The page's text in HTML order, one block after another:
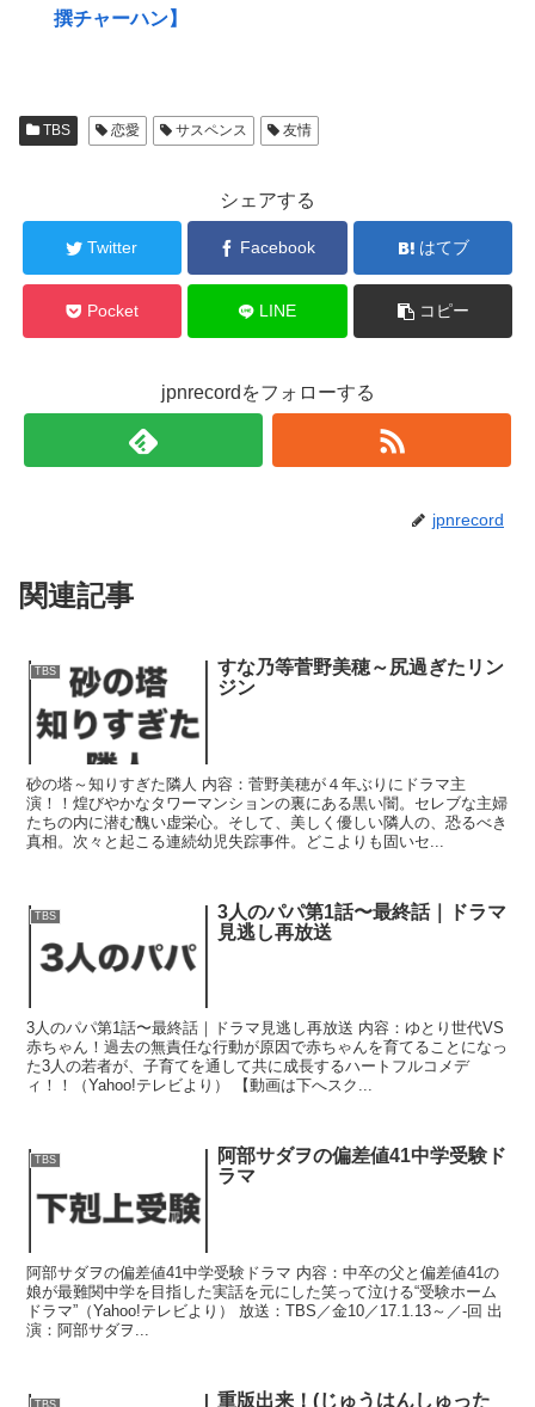
共
有
ィ
ン
ド
ま
は
ク
く
だ
さ
い
ィ
ン
ド
ウ
で
開
共
有
ィ
ン
ド
ま
す
撰チャーハン】
TBS 恋愛 サスペンス 友情
シェアする
Twitter Facebook はてブ
Pocket LINE コピー
jpnrecordをフォローする
jpnrecord
関連記事
TBS
すな乃等菅野美穂～尻過ぎたリン
ジン
砂の塔～知りすぎた隣人 内容：菅野美穂が４年ぶりにドラマ主
演！！煌びやかなタワーマンションの裏にある黒い闇。セレブな主婦
たちの内に潜む醜い虚栄心。そして、美しく優しい隣人の、恐るべき
真相。次々と起こる連続幼児失踪事件。どこよりも固いセ...
TBS
3人のパパ第1話〜最終話｜ドラマ
見逃し再放送
3人のパパ第1話〜最終話｜ドラマ見逃し再放送 内容：ゆとり世代VS
赤ちゃん！過去の無責任な行動が原因で赤ちゃんを育てることになっ
た3人の若者が、子育てを通して共に成長するハートフルコメデ
ィ！！（Yahoo!テレビより） 【動画は下へスク...
TBS
阿部サダヲの偏差値41中学受験ド
ラマ
阿部サダヲの偏差値41中学受験ドラマ 内容：中卒の父と偏差値41の
娘が最難関中学を目指した実話を元にした笑って泣ける“受験ホーム
ドラマ”（Yahoo!テレビより） 放送：TBS／金10／17.1.13～／-回 出
演：阿部サダヲ...
TBS 重版出来！(じゅうはんしゅった